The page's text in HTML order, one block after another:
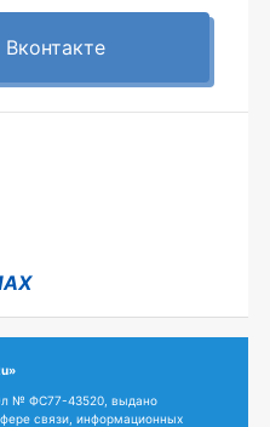
№ ФС77-43520, выдано
связи, информационных